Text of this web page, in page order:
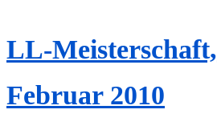
LL-
Februar 2010